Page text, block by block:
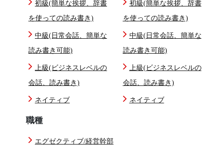
初級(簡単な挨拶、辞書
を使っての読み書き)
中級(日常会話、簡単な
読み書き可能)
上級(ビジネスレベルの
会話、読み書き)
ネイティブ
初級(簡単な挨拶、辞書
を使っての読み書き)
中級(日常会話、簡単な
読み書き可能)
上級(ビジネスレベルの
会話、読み書き)
ネイティブ
職種
エグゼクティブ/経営幹部